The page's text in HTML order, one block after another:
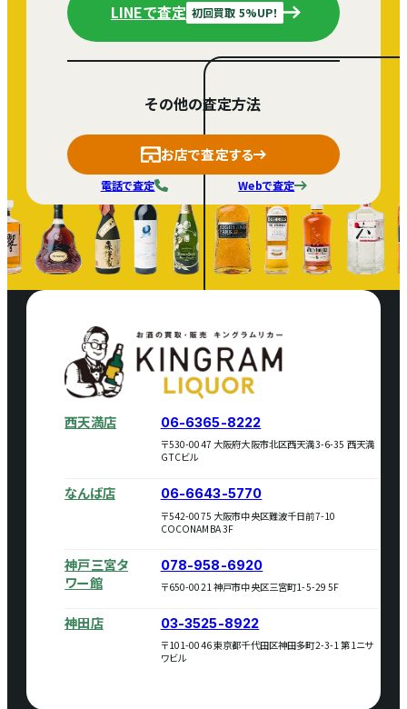
LINEで査定 初回買取 5%UP！
その他の査定方法
お店で査定する
Webで査定
電話で査定
西天満店 06-6365-8222
〒530-0047 大阪府大阪市北区西天満3-6-35 西天満
GTCビル
なんば店 06-6643-5770
〒542-0075 大阪市中央区難波千日前7-10
COCONAMBA 3F
神戸三宮タ
ワー館
078-958-6920
〒650-0021 神戸市中央区三宮町1-5-29 5F
神田店 03-3525-8922
〒101-0046 東京都千代田区神田多町2-3-1 第1ニサ
ワビル